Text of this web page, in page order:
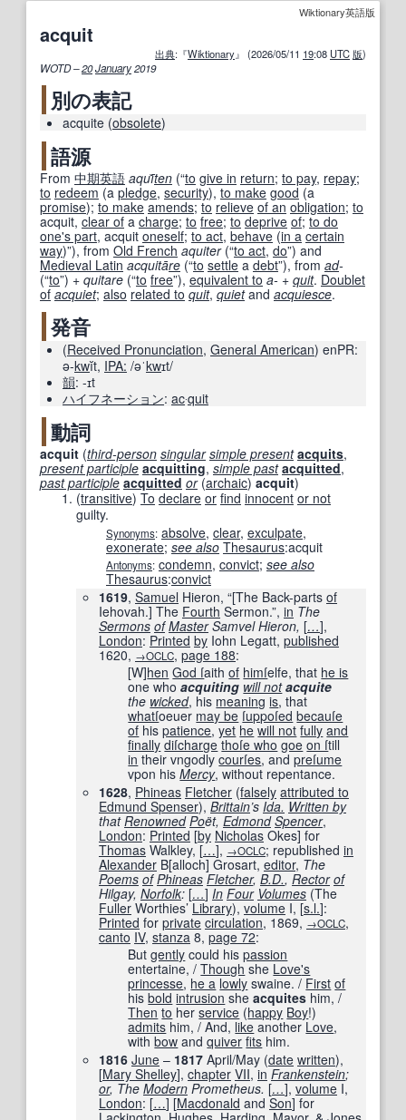
Wiktionary英語版
acquit
出典:『Wiktionary』 (2026/05/11 19:08 UTC 版)
WOTD –20January2019
別の表記
acquite (obsolete)
語源
From 中期英語 aquī̆ten (“to give in return; to pay, repay;
to redeem (a pledge, security), to make good (a
promise); to make amends; to relieve of an obligation; to
acquit, clear of a charge; to free; to deprive of; to do
one's part, acquit oneself; to act, behave (in a certain
way)”), from Old French aquiter (“to act, do”) and
Medieval Latin acquitāre (“to settle a debt”), from ad-
(“to”) + quitare (“to free”), equivalent to a- +‎ quit. Doublet
of acquiet; also related to quit, quietand acquiesce.
発音
(Received Pronunciation, General American) enPR:
ə-kwĭt, IPA: /əˈkwɪt/
韻: -ɪt
ハイフネーション: ac‧quit
動詞
acquit (third-person singular simple present acquits,
present participle acquitting, simple past acquitted,
past participle acquitted or (archaic) acquit)
(transitive) To declare or find innocent or not
guilty.
Synonyms: absolve, clear, exculpate,
exonerate; see also Thesaurus:acquit
Antonyms: condemn, convict; see also
Thesaurus:convict
1619, Samuel Hieron, “[The Back-parts of
Iehovah.] The Fourth Sermon.”, in The
Sermons of MasterSamvel Hieron, […],
London: Printed by Iohn Legatt, published
1620, →OCLC, page 188:
[W]hen God ſaithof himſelfe, that he is
one whoacquiting will not acquite
the wicked, his meaning is, that
whatſoeuer may be ſuppoſed becauſe
of hispatience,yet he will not fully and
finally diſcharge thoſe who goe on ſtill
in their vngodlycourſes, andpreſume
vpon hisMercy, without repentance.
1628, Phineas Fletcher (falsely attributed to
Edmund Spenser), Brittain’s Ida. Written by
thatRenowned Poët, Edmond Spencer,
London: Printed [by Nicholas Okes] for
Thomas Walkley, […], →OCLC; republished in
Alexander B[alloch] Grosart, editor, The
Poems of Phineas Fletcher, B.D., Rector of
Hilgay, Norfolk: […] In Four Volumes (The
Fuller Worthies’ Library), volume I, [s.l.]:
Printed for private circulation, 1869, →OCLC,
canto IV, stanza 8, page 72:
Butgently could hispassion
entertaine, /Though she Love's
princesse, he a lowly swaine. / First of
hisbold intrusion sheacquites him, /
Then to herservice (happy Boy!)
admits him, / And, like another Love,
withbow andquiver fits him.
1816 June – 1817 April/May (date written),
[Mary Shelley], chapter VII, in Frankenstein;
or, The Modern Prometheus. […], volume I,
London: […] [Macdonald and Son] for